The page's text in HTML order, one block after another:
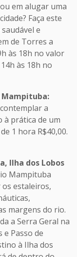
em alugar uma
Faça este
e
de Torres a
às 18h no valor
às 18h no
Mampituba:
a
à prática de um
1 hora R$40,00.
Ilha dos Lobos
Mampituba
estaleiros,
margens do rio.
a Serra Geral na
Passo de
à Ilha dos